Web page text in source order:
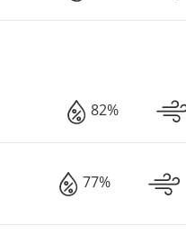
82%
77%